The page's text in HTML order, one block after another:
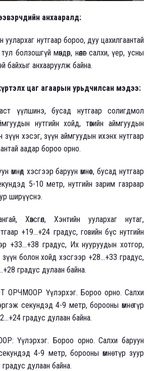
анхааралд:
уулархаг нутгаар бороо, дуу цахилгаантай
болзошгүй мөндөр, нөөлөг салхи, үер, усны
байхыг анхааруулж байна.
цаг агаарын урьдчилсан мэдээ:
үүлшинэ, бусад нутгаар солигдмол
нутгийн хойд, төвийн аймгуудын
зүүн хэсэг, зүүн аймгуудын ихэнх нутгаар
аадар бороо орно.
өмнөд хэсгээр баруун өмнөөс, бусад нутгаар
5-10 метр, нутгийн зарим газраар
ширүүснэ.
Хөвсгөл, Хэнтийн уулархаг нутаг,
+19...+24 градус, говийн бүс нутгийн
+33...+38 градус, Их нууруудын хотгор,
зүүн болон хойд хэсгээр +28...+33 градус,
градус дулаан байна.
ОРЧМООР Үүлэрхэг. Бороо орно. Салхи
эргэж секундэд 4-9 метр, борооны өмнө түр
градус дулаан байна.
Үүлэрхэг. Бороо орно. Салхи баруун
4-9 метр, борооны өмнө түр зуур
дулаан байна.